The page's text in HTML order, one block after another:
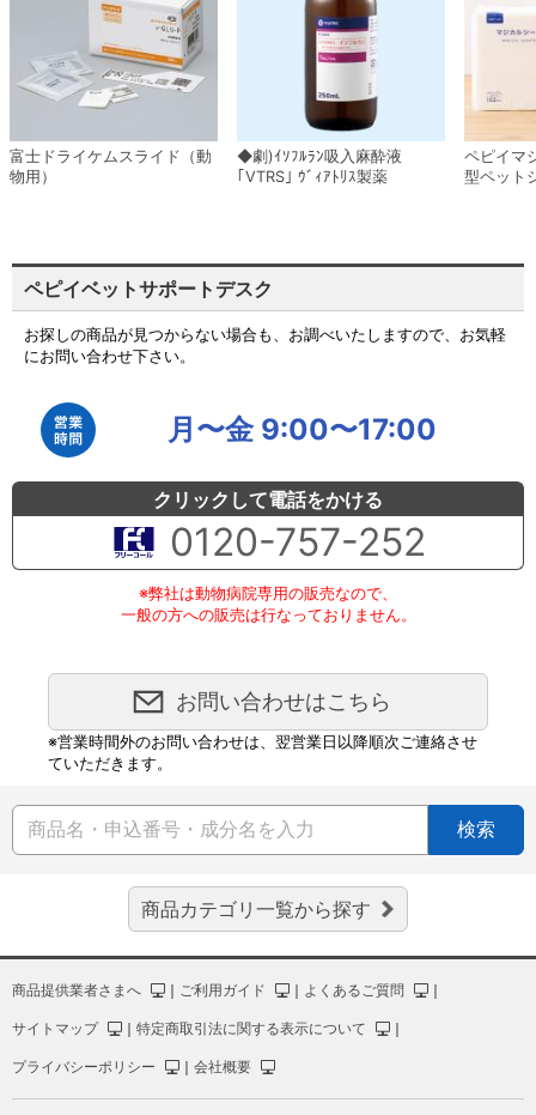
富士ドライケムスライド（動
物用）
◆劇)ｲｿﾌﾙﾗﾝ吸入麻酔液
｢VTRS｣ ｳﾞｨｱﾄﾘｽ製薬
ペピイマ
型ペット
ペピイベットサポートデスク
お探しの商品が見つからない場合も、お調べいたしますので、お気軽
にお問い合わせ下さい。
月〜金 9:00〜17:00
クリックして電話をかける
0120-757-252
※弊社は動物病院専用の販売なので、
一般の方への販売は行なっておりません。
お問い合わせはこちら
※営業時間外のお問い合わせは、翌営業日以降順次ご連絡させ
ていただきます。
検索
商品カテゴリ一覧から探す
商品提供業者さまへ ｜ ご利用ガイド ｜ よくあるご質問 ｜
サイトマップ ｜ 特定商取引法に関する表示について ｜
プライバシーポリシー ｜ 会社概要